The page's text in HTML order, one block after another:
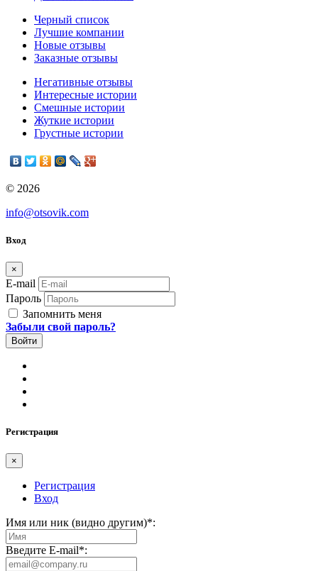
Черный список
Лучшие компании
Новые отзывы
Заказные отзывы
Негативные отзывы
Интересные истории
Смешные истории
Жуткие истории
Грустные истории
© 2026
info@otsovik.com
Вход
×
E-mail
Пароль
Запомнить меня
Забыли свой пароль?
Регистрация
×
Регистрация
Вход
Имя или ник (видно другим)*:
Введите E-mail*: